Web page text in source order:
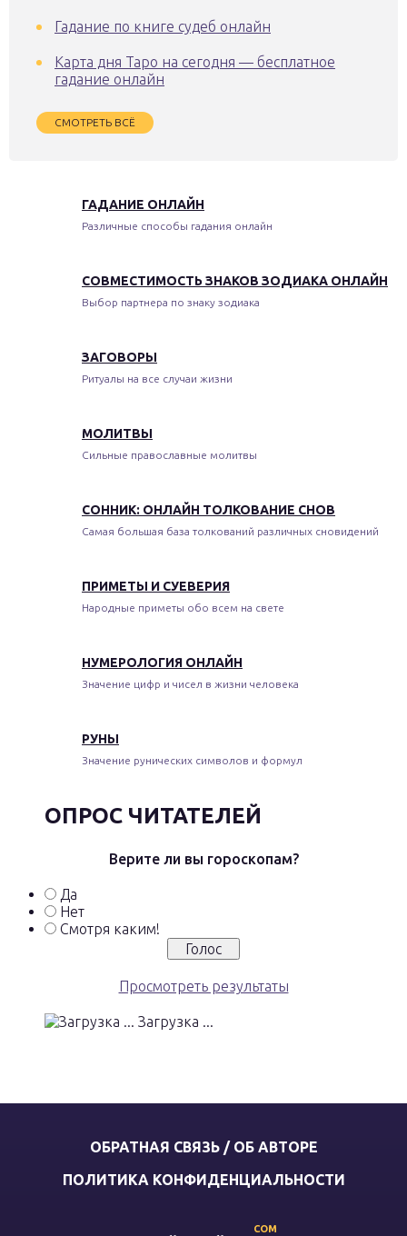
Гадание по книге судеб онлайн
Карта дня Таро на сегодня — бесплатное
гадание онлайн
СМОТРЕТЬ ВСЁ
ГАДАНИЕ ОНЛАЙН
Различные способы гадания онлайн
СОВМЕСТИМОСТЬ ЗНАКОВ ЗОДИАКА ОНЛАЙН
Выбор партнера по знаку зодиака
ЗАГОВОРЫ
Ритуалы на все случаи жизни
МОЛИТВЫ
Сильные православные молитвы
СОННИК: ОНЛАЙН ТОЛКОВАНИЕ СНОВ
Самая большая база толкований различных сновидений
ПРИМЕТЫ И СУЕВЕРИЯ
Народные приметы обо всем на свете
НУМЕРОЛОГИЯ ОНЛАЙН
Значение цифр и чисел в жизни человека
РУНЫ
Значение рунических символов и формул
ОПРОС ЧИТАТЕЛЕЙ
Верите ли вы гороскопам?
Да
Нет
Смотря каким!
Просмотреть результаты
Загрузка ...
ОБРАТНАЯ СВЯЗЬ / ОБ АВТОРЕ
ПОЛИТИКА КОНФИДЕНЦИАЛЬНОСТИ
COM